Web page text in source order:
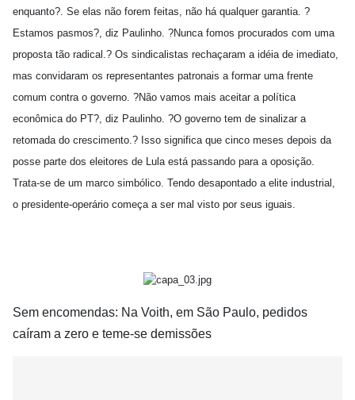
enquanto?. Se elas não forem feitas, não há qualquer garantia. ?
Estamos pasmos?, diz Paulinho. ?Nunca fomos procurados com uma
proposta tão radical.? Os sindicalistas rechaçaram a idéia de imediato,
mas convidaram os representantes patronais a formar uma frente
comum contra o governo. ?Não vamos mais aceitar a política
econômica do PT?, diz Paulinho. ?O governo tem de sinalizar a
retomada do crescimento.? Isso significa que cinco meses depois da
posse parte dos eleitores de Lula está passando para a oposição.
Trata-se de um marco simbólico. Tendo desapontado a elite industrial,
o presidente-operário começa a ser mal visto por seus iguais.
Sem encomendas: Na Voith, em São Paulo, pedidos
caíram a zero e teme-se demissões